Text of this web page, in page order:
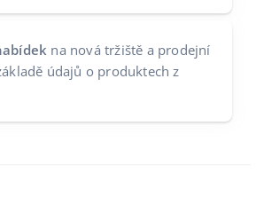
na nová tržiště a prodejní
údajů o produktech z